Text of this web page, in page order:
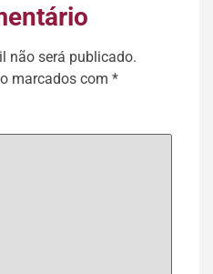
não será publicado.
marcados com *